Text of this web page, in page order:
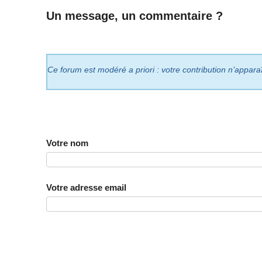
Un message, un commentaire ?
Ce forum est modéré a priori : votre contribution
Votre nom
Votre adresse email